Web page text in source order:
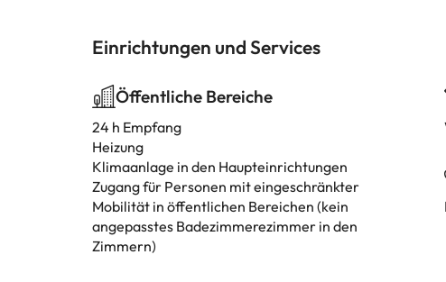
Einrichtungen und Services
Öffentliche Bereiche
24 h Empfang
Heizung
Klimaanlage in den Haupteinrichtungen
Zugang für Personen mit eingeschränkter
Mobilität in öffentlichen Bereichen (kein
angepasstes Badezimmerezimmer in den
Zimmern)